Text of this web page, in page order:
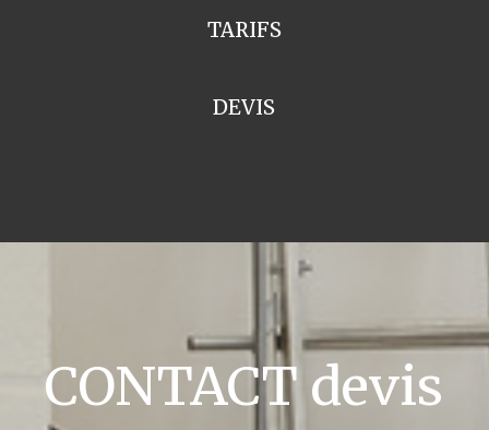
TARIFS
DEVIS
CONTACT devis